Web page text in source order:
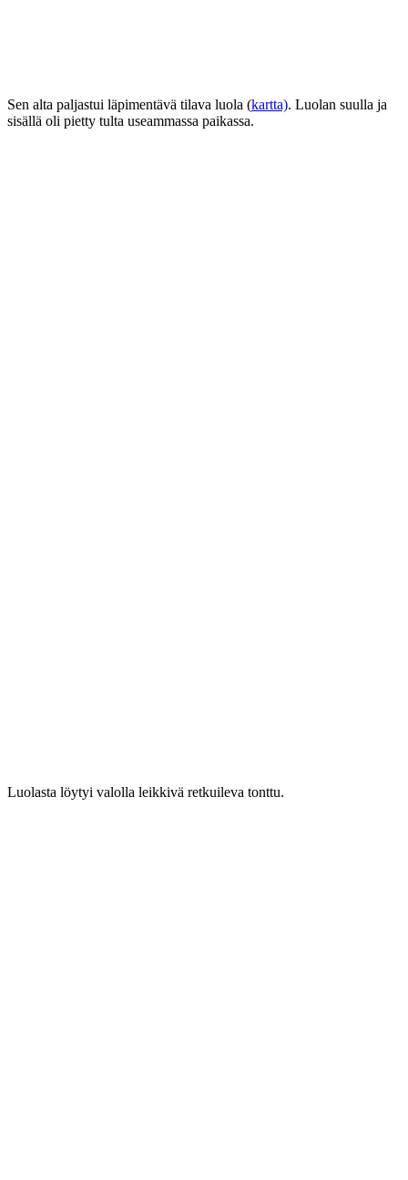
Sen alta paljastui läpimentävä tilava luola (kartta). Luolan suulla ja
sisällä oli pietty tulta useammassa paikassa.
Luolasta löytyi valolla leikkivä retkuileva tonttu.